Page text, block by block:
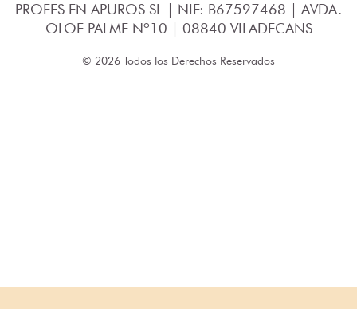
PROFES EN APUROS SL | NIF: B67597468 | AVDA.
OLOF PALME Nº10 | 08840 VILADECANS
© 2026 Todos los Derechos Reservados